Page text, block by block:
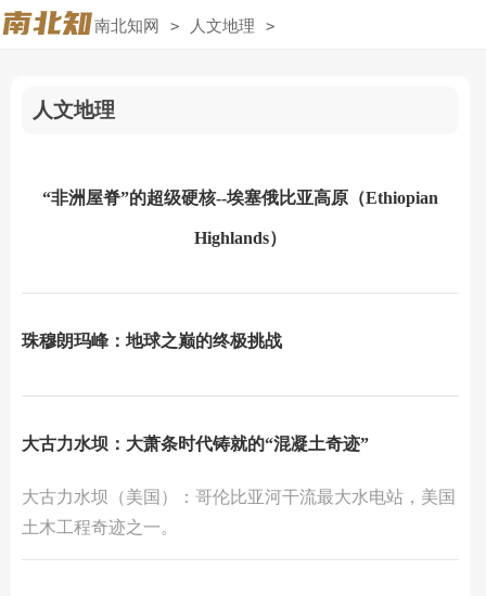
南北知网 > 人文地理 >
人文地理
“非洲屋脊”的超级硬核--埃塞俄比亚高原（Ethiopian
Highlands）
珠穆朗玛峰：地球之巅的终极挑战
大古力水坝：大萧条时代铸就的“混凝土奇迹”
‌大古力水坝‌（美国）：哥伦比亚河干流最大水电站，美国
土木工程奇迹之一。‌‌